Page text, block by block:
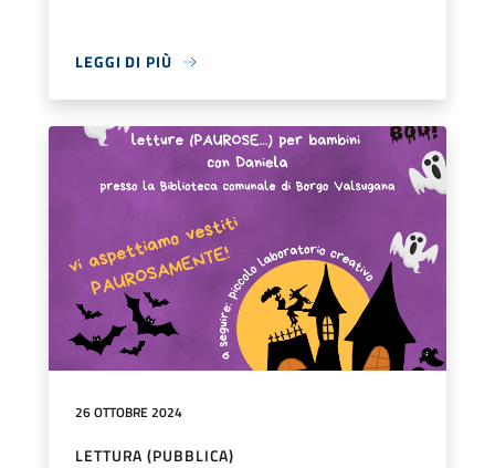
LEGGI DI PIÙ
26 OTTOBRE 2024
LETTURA (PUBBLICA)